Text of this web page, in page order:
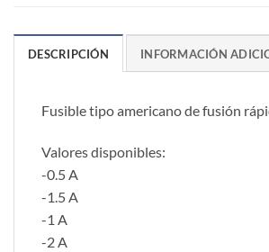
DESCRIPCIÓN INFORMACIÓN
Fusible tipo americano de fusión
Valores disponibles:
-0.5 A
-1.5 A
-1 A
-2 A